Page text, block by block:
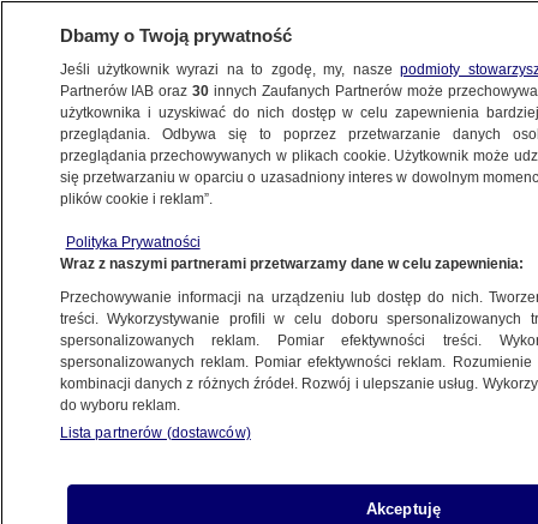
ŚWIAT
do noszenia maseczek: one ratują życie
6.10.2020, 08:33
Udostępnij
Joe Biden, kandydat demokratów na prezydenta
Trumpem, o ile lekarze uznają, że jest to
Dbamy o Twoją prywatność
Jeśli użytkownik wyrazi na to zgodę, my, naszepodmioty
Partnerów IAB oraz30 innych Zaufanych Partnerów może
użytkownika i uzyskiwać do nich dostęp w celu zapewnienia
przeglądania. Odbywa się to poprzez przetwarzanie danych
przeglądania przechowywanych w plikach cookie. Użytkownik może
się przetwarzaniu w oparciu o uzasadniony interes w dowolnym
plików cookie i reklam”.
Polityka Prywatności
Wraz z naszymi partnerami przetwarzamy dane w celu zapewnienia:
Przechowywanie informacji na urządzeniu lub dostęp do nich.
treści. Wykorzystywanie profili w celu doboru spersonalizowanych
spersonalizowanych reklam. Pomiar efektywności treści.
spersonalizowanych reklam. Pomiar efektywności reklam.
kombinacji danych z różnych źródeł. Rozwój i ulepszanie usług.
do wyboru reklam.
Lista partnerów (dostawców)
Akceptuję